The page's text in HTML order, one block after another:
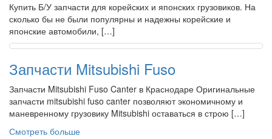
Купить Б/У запчасти для корейских и японских грузовиков. На
сколько бы не были популярны и надежны корейские и
японские автомобили, […]
Запчасти Mitsubishi Fuso
Запчасти Mitsubishi Fuso Canter в Краснодаре Оригинальные
запчасти mitsubishi fuso canter позволяют экономичному и
маневренному грузовику Mitsubishi оставаться в строю […]
Смотреть больше